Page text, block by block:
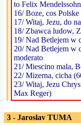
to Felix
16/ Boze, cos
17/ Witaj, Jezu, do
18/ Zbawca ludow,
19/ Nad Betlejem w
20/ Nad Betlejem w
moderato
21/ Miescino mala,
22/ Mizerna, cicha
23/ Witaj, Jezu
Max Reger)
3 - Jaroslav TUMA